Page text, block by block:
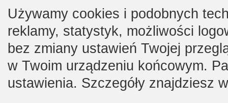
Używamy cookies i podobnych
reklamy, statystyk, możliwości
bez zmiany ustawień Twojej
w Twoim urządzeniu końcowym.
ustawienia. Szczegóły znajdziesz